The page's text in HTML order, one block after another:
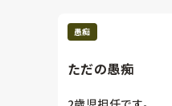
愚痴
ただの愚痴